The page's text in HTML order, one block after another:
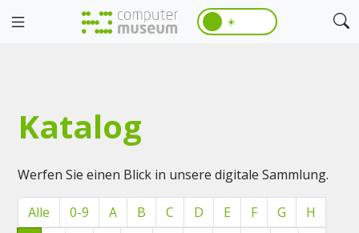
☀️
Katalog
Werfen Sie einen Blick in unsere digitale Sammlung.
Alle 0-9 A B C D E F G
H